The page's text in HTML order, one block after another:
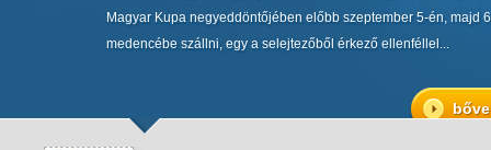
Magyar Kupa negyeddöntőjében előbb szeptember 5-én, majd
medencébe szállni, egy a selejtezőből érkező ellenféllel...